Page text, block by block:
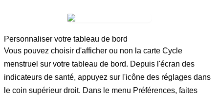
Personnaliser votre tableau de bord
Vous pouvez choisir d'afficher ou non la carte Cycle
menstruel sur votre tableau de bord. Depuis l'écran des
indicateurs de santé, appuyez sur l'icône des réglages dans
le coin supérieur droit. Dans le menu Préférences, faites